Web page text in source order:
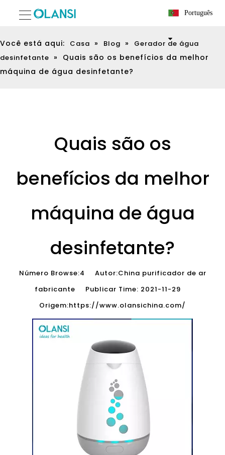
Português
Você está aqui: Casa » Blog »
Gerador de água
desinfetante »
Quais são os benefícios da melhor
máquina de água desinfetante?
Quais são os
benefícios da melhor
máquina de água
desinfetante?
Número Browse:4 Autor:China purificador de ar
fabricante Publicar Time: 2021-11-29
Origem:https://www.olansichina.com/